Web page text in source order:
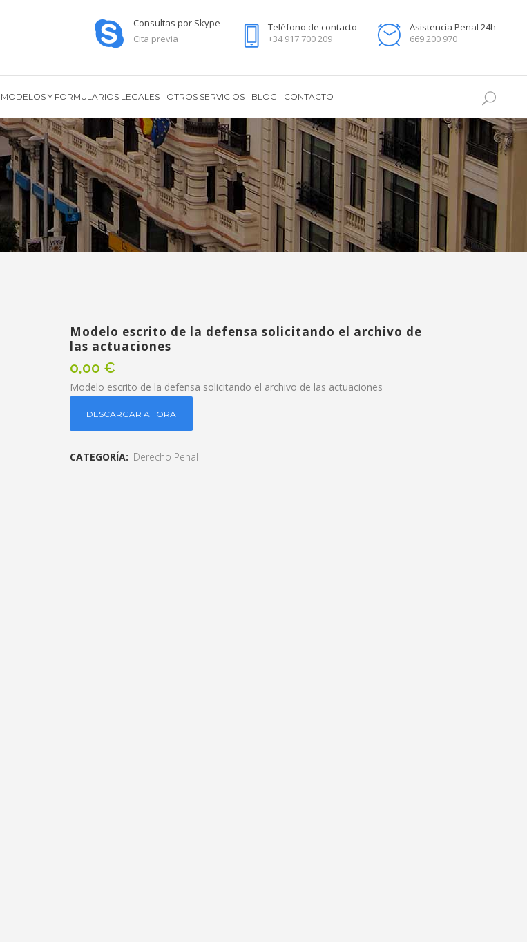
Consultas por Skype
Cita previa
Teléfono de contacto
+34 917 700 209
Asistencia Penal 24h
669 200 970
MODELOS Y FORMULARIOS LEGALES OTROS SERVICIOS BLOG CONTACTO
Modelo escrito de la defensa solicitando el archivo de
las actuaciones
0,00 €
Modelo escrito de la defensa solicitando el archivo de las actuaciones
DESCARGAR AHORA
CATEGORÍA: Derecho Penal